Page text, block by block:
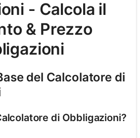
- Calcola il
& Prezzo
del Calcolatore di
di Obbligazioni?